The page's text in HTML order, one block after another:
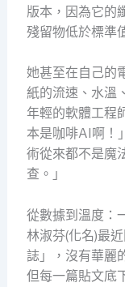
版本，因為它的
殘留物低於標準
她甚至在自己的
紙的流速、水溫
年輕的軟體工程
本是咖啡AI啊！
術從來都不是魔
查。」
從數據到溫度：
林淑芬(化名)最
誌」，沒有華麗
但每一篇貼文底